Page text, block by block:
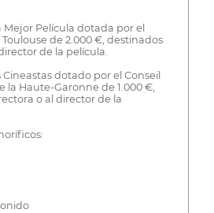
Mejor Película dotada por el
de 2.000 €, destinados
de la película.
dotado por el Conseil
la Haute-Garonne de 1.000 €,
o al director de la